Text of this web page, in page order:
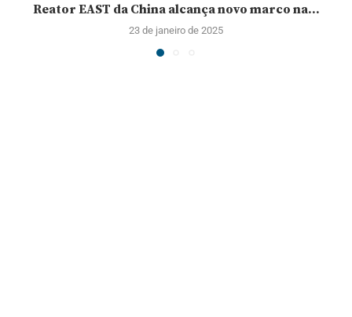
Reator EAST da China alcança novo marco na...
23 de janeiro de 2025